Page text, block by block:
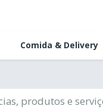
Comida & Delivery